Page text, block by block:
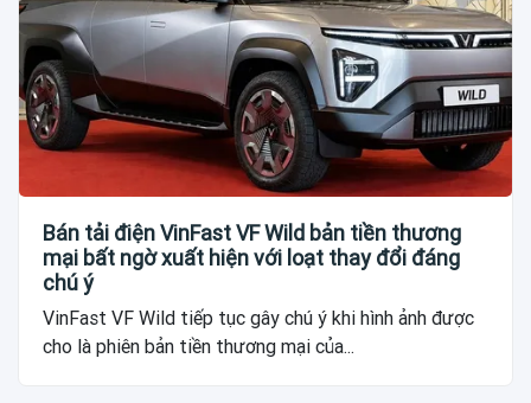
Bán tải điện VinFast VF Wild bản tiền thương
mại bất ngờ xuất hiện với loạt thay đổi đáng
chú ý
VinFast VF Wild tiếp tục gây chú ý khi hình ảnh được
cho là phiên bản tiền thương mại của...